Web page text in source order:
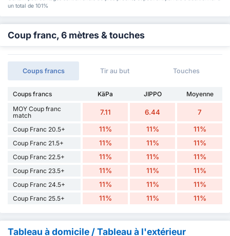
un total de 101%
Coup franc, 6 mètres & touches
Coups francs Tir au but Touches
Coups francs KäPa JIPPO
Moyenne
MOY Coup franc
match
7.11 6.44 7
Coup Franc 20.5+ 11% 11% 11%
Coup Franc 21.5+ 11% 11% 11%
Coup Franc 22.5+ 11% 11% 11%
Coup Franc 23.5+ 11% 11% 11%
Coup Franc 24.5+ 11% 11% 11%
Coup Franc 25.5+ 11% 11% 11%
Tableau à domicile / Tableau à l'extérieur